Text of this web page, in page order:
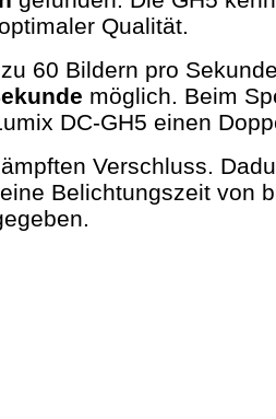
Qualität.
60 Bildern pro
möglich. Beim
DC-GH5 einen
Verschluss.
Belichtungszeit von